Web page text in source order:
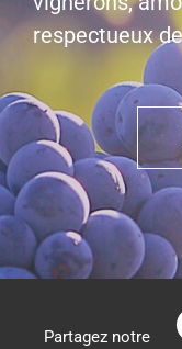
respectueux
Partagez notre